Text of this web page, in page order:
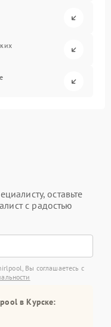
оставьте
с радостью
Вы соглашаетесь с
в Курске: